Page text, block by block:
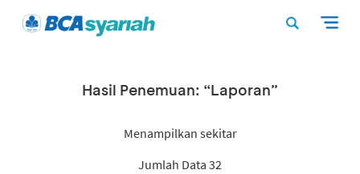
Hasil Penemuan: “Laporan”
Menampilkan sekitar
Jumlah Data 32